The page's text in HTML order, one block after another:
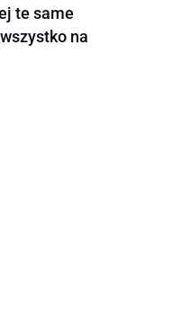
te same
na